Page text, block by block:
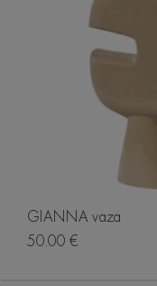
GIANNA vaza
50.00 €